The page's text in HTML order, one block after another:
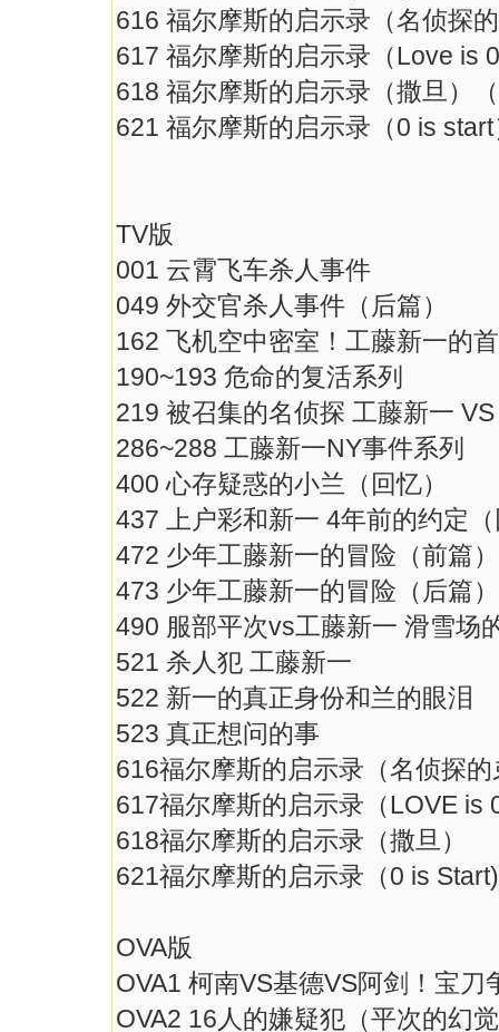
616 福尔摩斯的启示录（名侦
617 福尔摩斯的启示录（Love
618 福尔摩斯的启示录（撒旦
621 福尔摩斯的启示录（0 is
TV版
001 云霄飞车杀人事件
049 外交官杀人事件（后篇）
162 飞机空中密室！工藤新一的
190~193 危命的复活系列
219 被召集的名侦探 工藤新一
286~288 工藤新一NY事件系列
400 心存疑惑的小兰（回忆）
437 上户彩和新一 4年前的约定
472 少年工藤新一的冒险（前
473 少年工藤新一的冒险（后篇
490 服部平次vs工藤新一 滑雪场
521 杀人犯 工藤新一
522 新一的真正身份和兰的眼泪
523 真正想问的事
616福尔摩斯的启示录（名侦探的
617福尔摩斯的启示录（LOVE is
618福尔摩斯的启示录（撒旦）
621福尔摩斯的启示录（0 is Start)
OVA版
OVA1 柯南VS基德VS阿剑！宝
OVA2 16人的嫌疑犯（平次的